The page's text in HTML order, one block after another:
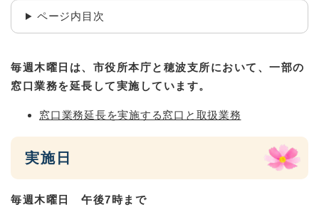
ページ内目次
毎週木曜日は、市役所本庁と穂波支所において、一部の
窓口業務を延長して実施しています。
窓口業務延長を実施する窓口と取扱業務
実施日
毎週木曜日 午後7時まで